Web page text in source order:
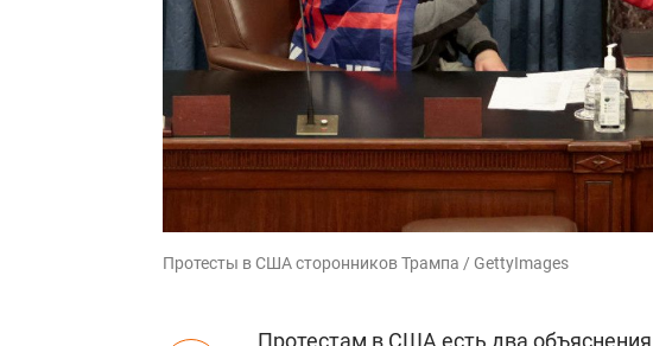
Протесты в США сторонников Трампа / GettyImages
Протестам в США есть два